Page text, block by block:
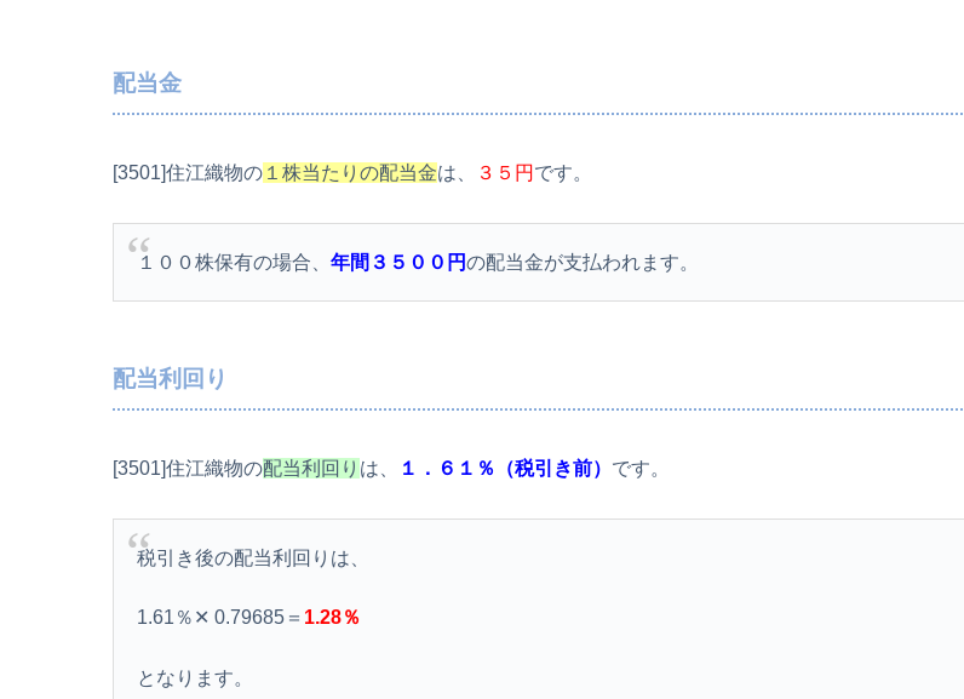
配当金
[3501]住江織物の １株当たりの配当金は、 ３５円 です。
１００株保有の場合、年間３５００円の配当金が支払われます。
配当利回り
[3501]住江織物の配当利回り は、 １．６１％（税引き前） です。
税引き後の配当利回りは、
1.61％✕ 0.79685＝ 1.28％
となります。